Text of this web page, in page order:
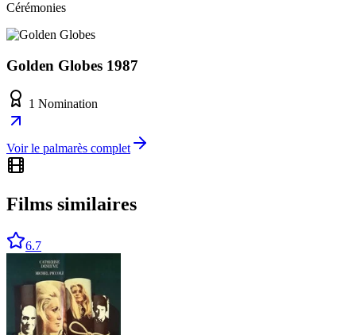
Cérémonies
Golden Globes 1987
1 Nomination
Voir le palmarès complet
Films similaires
6.7